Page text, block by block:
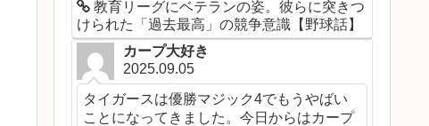
教育リーグにベテランの姿。彼らに突きつ
けられた「過去最高」の競争意識【野球話】
カープ大好き
2025.09.05
タイガースは優勝マジック4でもうやばい
ことになってきました。今日からはカープ